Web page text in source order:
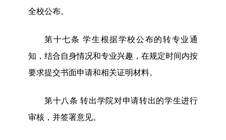
全校公布。
第十七条 学生根据学校公布的转专业通
知，结合自身情况和专业兴趣，在规定时间内按
要求提交书面申请和相关证明材料。
第十八条 转出学院对申请转出的学生进行
审核， 并签署意见。